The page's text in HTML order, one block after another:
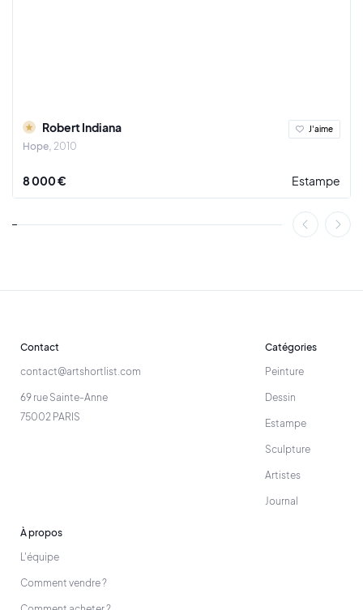
Robert Indiana
Hope 2010
J'aime
8 000 € Estampe
Contact
contact@artshortlist.com
69 rue Sainte-Anne
75002 PARIS
Catégories
Peinture
Dessin
Estampe
Sculpture
Artistes
Journal
À propos
L'équipe
Comment vendre ?